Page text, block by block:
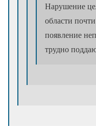
Нарушение
области
появление
трудно